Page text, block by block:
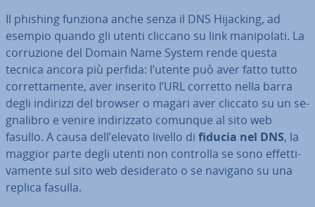
Il phishing funziona anche senza il DNS Hijacking, ad
esempio quando gli utenti cliccano su link ma­ni­po­la­ti. La
cor­ru­zio­ne del Domain Name System rende questa
tecnica ancora più perfida: l’utente può aver fatto tutto
cor­ret­ta­men­te, aver inserito l’URL corretto nella barra
degli indirizzi del browser o magari aver cliccato su un se­
gna­li­bro e venire in­di­riz­za­to comunque al sito web
fasullo. A causa dell’elevato livello di fiducia nel DNS, la
maggior parte degli utenti non controlla se sono ef­fet­ti­
va­men­te sul sito web de­si­de­ra­to o se navigano su una
replica fasulla.